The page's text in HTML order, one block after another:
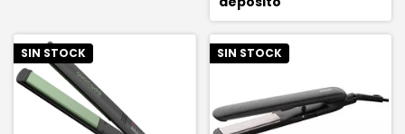
SIN STOCK SIN STOCK